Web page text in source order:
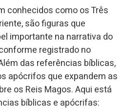
conhecidos como os Três
são figuras que
importante na narrativa do
registrado no
das referências bíblicas,
apócrifos que expandem as
os Reis Magos. Aqui está
bíblicas e apócrifas: